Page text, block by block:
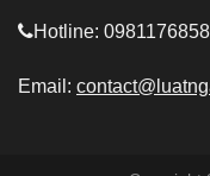
Hotline: 0981176858
Email: